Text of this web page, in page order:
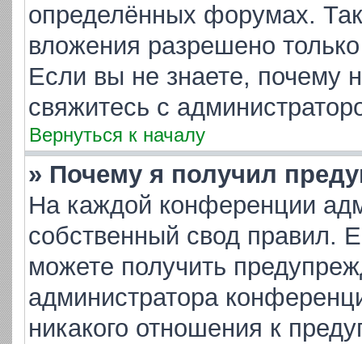
определённых форумах.
вложения разрешено
Если вы не знаете, почему
свяжитесь с
Вернуться к началу
» Почему я получил
На каждой конференции
собственный свод правил.
можете получить
администратора
никакого отношения к